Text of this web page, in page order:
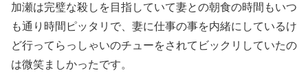
加瀬は完璧な殺しを目指していて妻との朝食の時間もいつ
も通り時間ピッタリで、妻に仕事の事を内緒にしているけ
ど行ってらっしゃいのチューをされてビックリしていたの
は微笑ましかったです。